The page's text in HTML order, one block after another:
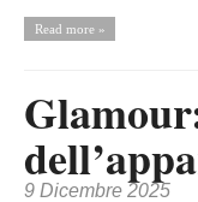
Read more »
9 Dicembre 2025